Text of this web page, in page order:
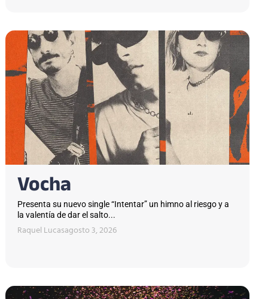
Vocha
Presenta su nuevo single “Intentar” un himno al riesgo y a
la valentía de dar el salto...
Raquel Lucasagosto 3, 2026